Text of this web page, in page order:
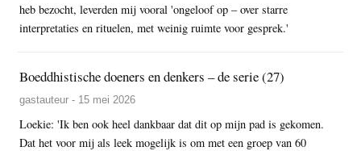
heb bezocht, leverden mij vooral 'ongeloof op – over starre
interpretaties en rituelen, met weinig ruimte voor gesprek.'
Boeddhistische doeners en denkers – de serie (27)
gastauteur - 15 mei 2026
Loekie: 'Ik ben ook heel dankbaar dat dit op mijn pad is gekomen.
Dat het voor mij als leek mogelijk is om met een groep van 60